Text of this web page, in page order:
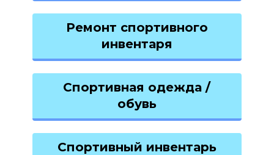
Ремонт спортивного
инвентаря
Спортивная одежда /
обувь
Спортивный инвентарь